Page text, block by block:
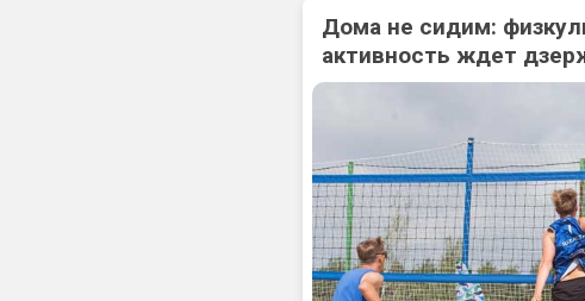
Дома не сидим:
активность ждет